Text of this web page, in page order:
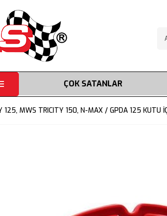
ÇOK SATANLAR
125, MWS TRICITY 150, N-MAX / GPDA 125 KUTU